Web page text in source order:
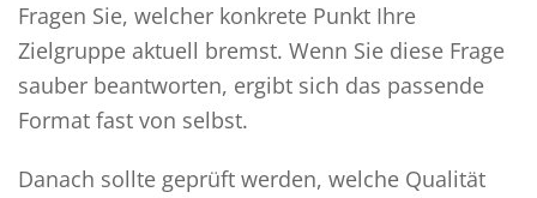
Fragen Sie, welcher konkrete Punkt Ihre
Zielgruppe aktuell bremst. Wenn Sie diese Frage
sauber beantworten, ergibt sich das passende
Format fast von selbst.
Danach sollte geprüft werden, welche Qualität